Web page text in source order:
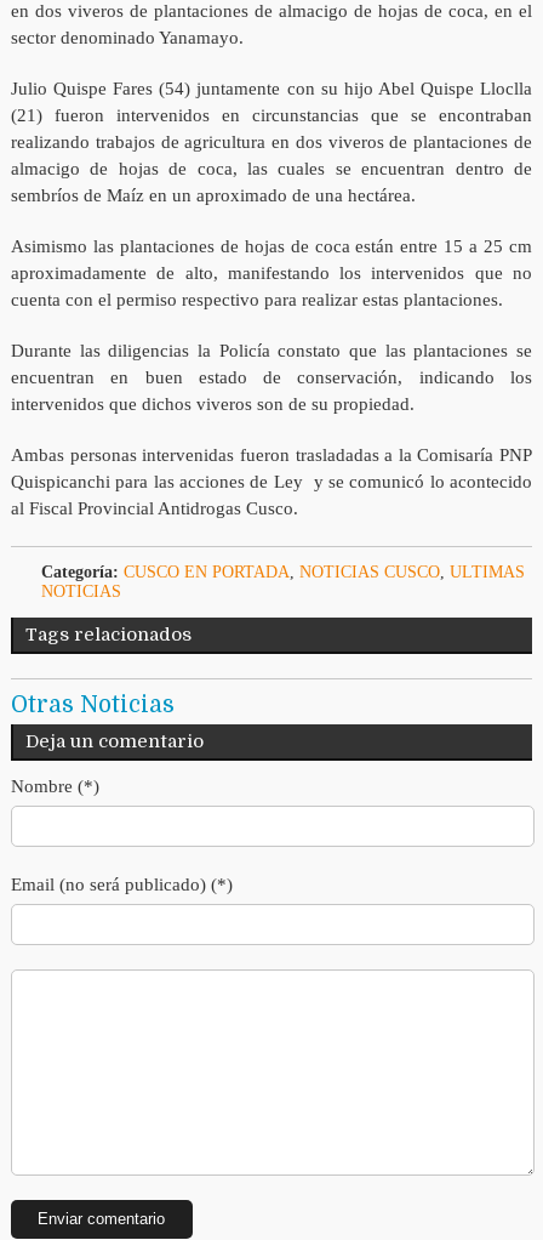
en dos viveros de plantaciones de almacigo de hojas de coca, en el
sector denominado Yanamayo.
Julio Quispe Fares (54) juntamente con su hijo Abel Quispe Lloclla
(21) fueron intervenidos en circunstancias que se encontraban
realizando trabajos de agricultura en dos viveros de plantaciones de
almacigo de hojas de coca, las cuales se encuentran dentro de
sembríos de Maíz en un aproximado de una hectárea.
Asimismo las plantaciones de hojas de coca están entre 15 a 25 cm
aproximadamente de alto, manifestando los intervenidos que no
cuenta con el permiso respectivo para realizar estas plantaciones.
Durante las diligencias la Policía constato que las plantaciones se
encuentran en buen estado de conservación, indicando los
intervenidos que dichos viveros son de su propiedad.
Ambas personas intervenidas fueron trasladadas a la Comisaría PNP
Quispicanchi para las acciones de Ley y se comunicó lo acontecido
al Fiscal Provincial Antidrogas Cusco.
Categoría: CUSCO EN PORTADA, NOTICIAS CUSCO, ULTIMAS
NOTICIAS
Tags relacionados
Otras Noticias
Deja un comentario
Nombre (*)
Email (no será publicado) (*)